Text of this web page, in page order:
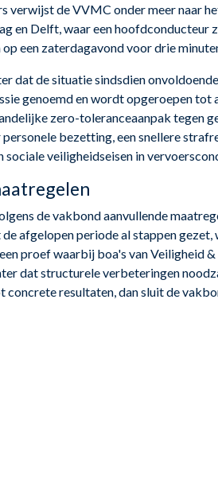
verwijst de VVMC onder meer naar
en Delft, waar een hoofdconducteur
een zaterdagavond voor drie
dat de situatie sindsdien
genoemd en wordt opgeroepen
zero-toleranceaanpak tegen
bezetting, een snellere
veiligheidseisen in
de vakbond aanvullende
de afgelopen periode al stappen
proef waarbij boa's van Veiligheid
dat structurele verbeteringen
concrete resultaten, dan sluit de